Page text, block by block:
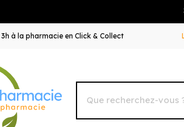
5€
à la pharmacie en Click & Collect
Autour de la Pharmacie